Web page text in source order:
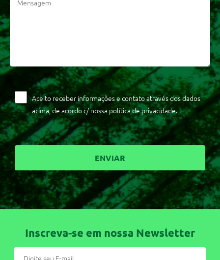
Aceito receber informações e contato através dos dados
acima, de acordo c/ nossa política de privacidade.
Inscreva-se em nossa Newsletter